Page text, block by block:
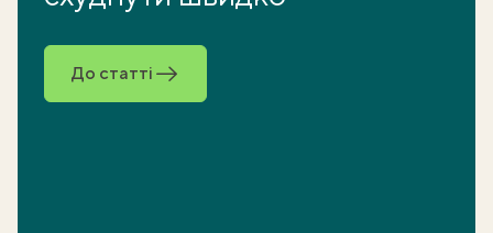
До статті